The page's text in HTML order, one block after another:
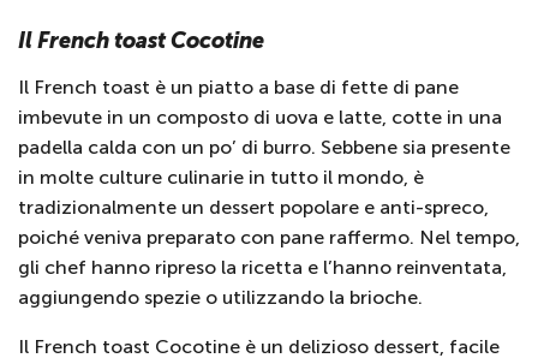
Il French toast Cocotine
Il French toast è un piatto a base di fette di pane
imbevute in un composto di uova e latte, cotte in una
padella calda con un po’ di burro. Sebbene sia presente
in molte culture culinarie in tutto il mondo, è
tradizionalmente un dessert popolare e anti-spreco,
poiché veniva preparato con pane raffermo. Nel tempo,
gli chef hanno ripreso la ricetta e l’hanno reinventata,
aggiungendo spezie o utilizzando la brioche.
Il French toast Cocotine è un delizioso dessert, facile